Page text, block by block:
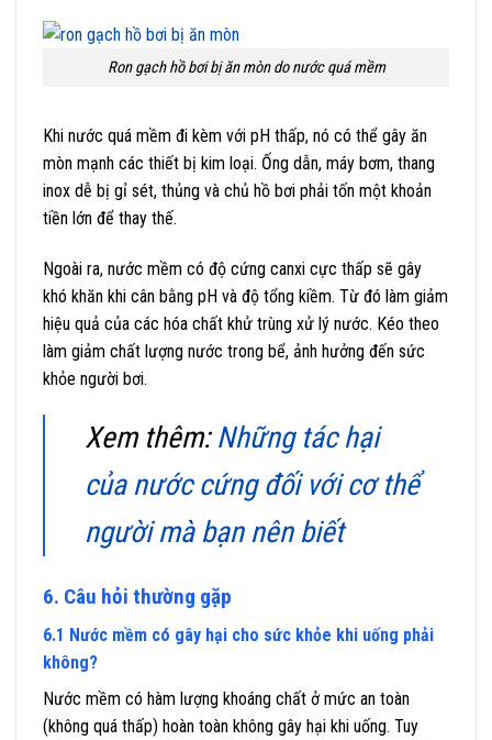
Ron gạch hồ bơi bị ăn mòn do nước quá mềm
Khi nước quá mềm đi kèm với pH thấp, nó có thể gây ăn
mòn mạnh các thiết bị kim loại. Ống dẫn, máy bơm, thang
inox dễ bị gỉ sét, thủng và chủ hồ bơi phải tốn một khoản
tiền lớn để thay thế.
Ngoài ra, nước mềm có độ cứng canxi cực thấp sẽ gây
khó khăn khi cân bằng pH và độ tổng kiềm. Từ đó làm giảm
hiệu quả của các hóa chất khử trùng xử lý nước. Kéo theo
làm giảm chất lượng nước trong bể, ảnh hưởng đến sức
khỏe người bơi.
Xem thêm:Những tác hại
của nước cứng đối với cơ thể
người mà bạn nên biết
6. Câu hỏi thường gặp
6.1 Nước mềm có gây hại cho sức khỏe khi uống phải
không?
Nước mềm có hàm lượng khoáng chất ở mức an toàn
(không quá thấp) hoàn toàn không gây hại khi uống. Tuy